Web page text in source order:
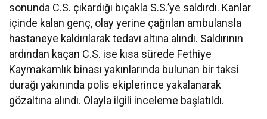
sonunda C.S. çıkardığı bıçakla S.S.’ye saldırdı. Kanlar
içinde kalan genç, olay yerine çağrılan ambulansla
hastaneye kaldırılarak tedavi altına alındı. Saldırının
ardından kaçan C.S. ise kısa sürede Fethiye
Kaymakamlık binası yakınlarında bulunan bir taksi
durağı yakınında polis ekiplerince yakalanarak
gözaltına alındı. Olayla ilgili inceleme başlatıldı.